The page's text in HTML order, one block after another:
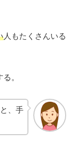
人もたくさんいる
る。
、手